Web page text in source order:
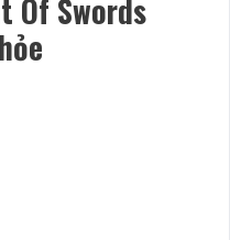
Of Swords